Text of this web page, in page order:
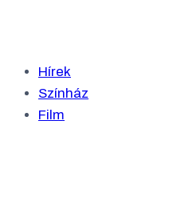
Hírek
Színház
Film